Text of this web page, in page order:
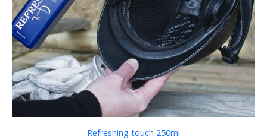
Refreshing touch 250ml